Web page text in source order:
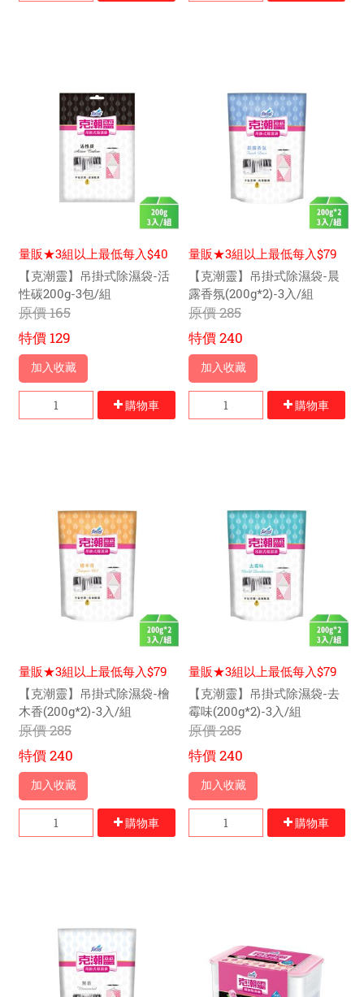
量販★3組以上最低每入$40
元【克潮靈】吊掛式除濕袋-活
性碳200g-3包/組
原價165
特價 129
加入收藏
購物車
量販★3組以上最低每入$79
元【克潮靈】吊掛式除濕袋-晨
露香氛(200g*2)-3入/組
原價285
特價240
加入收藏
購物車
量販★3組以上最低每入$79
元【克潮靈】吊掛式除濕袋-檜
木香(200g*2)-3入/組
原價285
特價240
加入收藏
購物車
量販★3組以上最低每入$79
元【克潮靈】吊掛式除濕袋-去
霉味(200g*2)-3入/組
原價285
特價240
加入收藏
購物車